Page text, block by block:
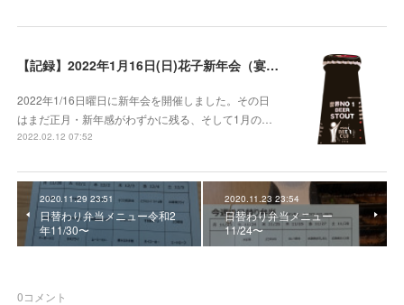
【記録】2022年1月16日(日)花子新年会（宴）其１ 開催までの葛藤
2022年1/16日曜日に新年会を開催しました。その日
はまだ正月・新年感がわずかに残る、そして1月の…
2022.02.12 07:52
2020.11.29 23:51
日替わり弁当メニュー令和2
年11/30〜
2020.11.23 23:54
日替わり弁当メニュー
11/24〜
0コメント